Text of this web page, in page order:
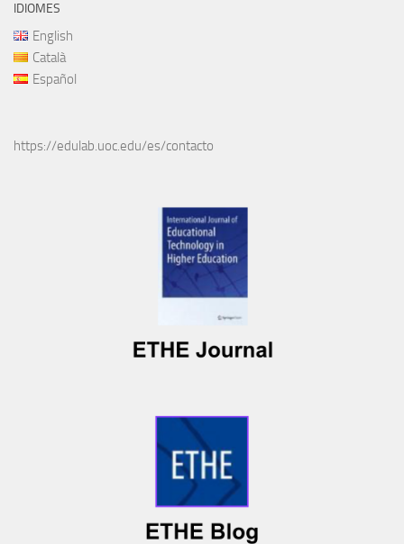
IDIOMES
English
Català
Español
https://edulab.uoc.edu/es/contacto